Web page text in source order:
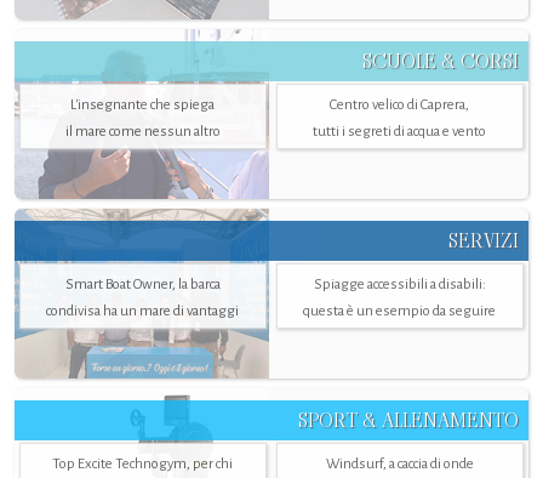
SCUOLE & CORSI
L'insegnante che spiega
il mare come nessun altro
Centro velico di Caprera,
tutti i segreti di acqua e vento
SERVIZI
Smart Boat Owner, la barca
condivisa ha un mare di vantaggi
Spiagge accessibili a disabili:
questa è un esempio da seguire
SPORT & ALLENAMENTO
Top Excite Technogym, per chi
Windsurf, a caccia di onde